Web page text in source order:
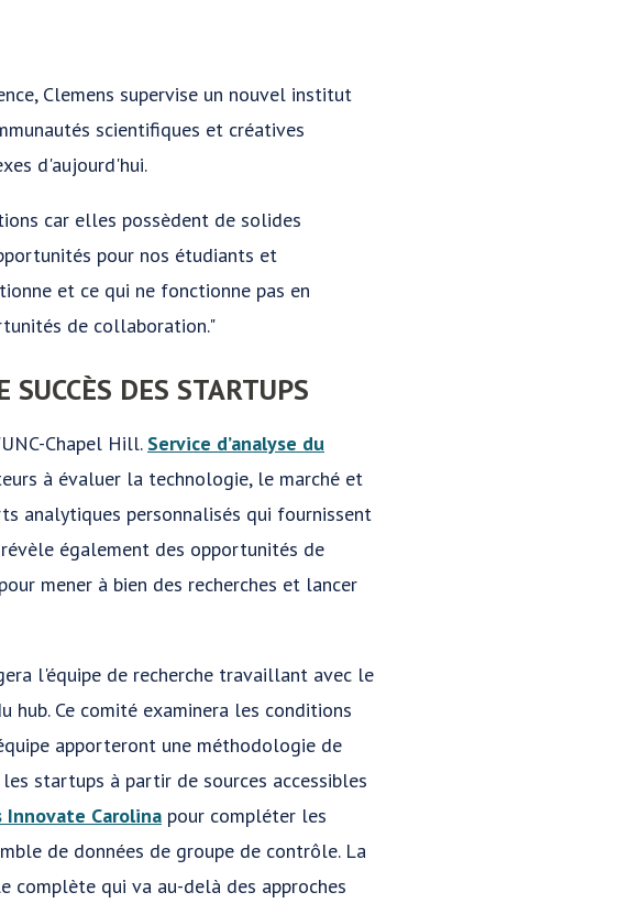
Clemens supervise un nouvel institut
scientifiques et créatives
d'aujourd'hui.
car elles possèdent de solides
pour nos étudiants et
et ce qui ne fonctionne pas en
de collaboration."
DES STARTUPS
Chapel Hill. Service d’analyse du
à évaluer la technologie, le marché et
analytiques personnalisés qui fournissent
également des opportunités de
mener à bien des recherches et lancer
l'équipe de recherche travaillant avec le
hub. Ce comité examinera les conditions
apporteront une méthodologie de
startups à partir de sources accessibles
Innovate Carolina pour compléter les
de données de groupe de contrôle. La
complète qui va au-delà des approches